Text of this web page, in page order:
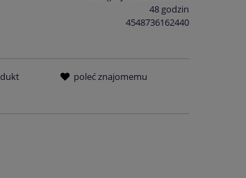
48 godzin
4548736162440
poleć znajomemu